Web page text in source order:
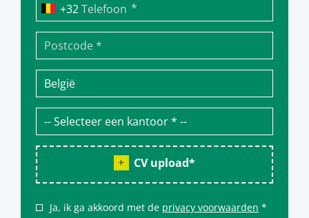
Telefoon *
CV upload*
Ja, ik ga akkoord met de privacy voorwaarden *